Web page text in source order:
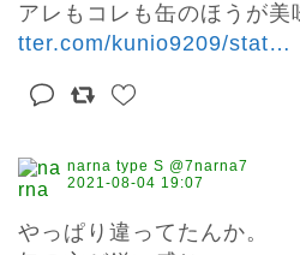
アレもコレも缶のほうが美
tter.com/kunio9209/stat…
narna type S @7narna7
2021-08-04 19:07
やっぱり違ってたんか。